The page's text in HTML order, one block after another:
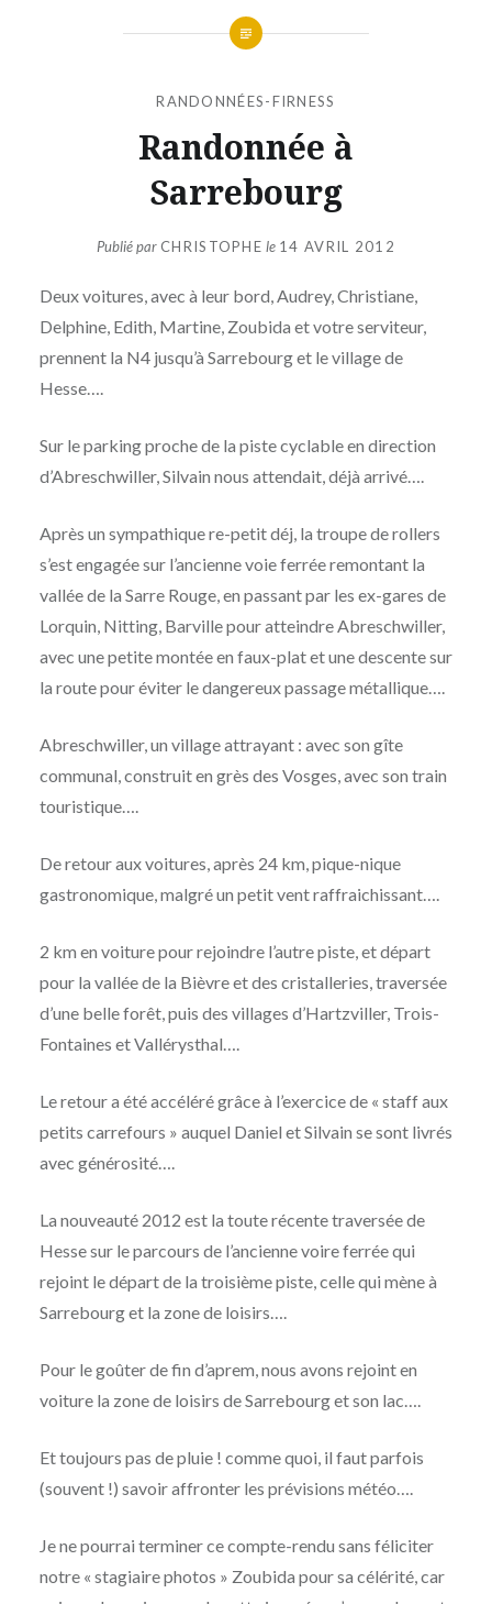
RANDONNÉES-FIRNESS
Randonnée à
Sarrebourg
Publié par CHRISTOPHE le 14 AVRIL 2012
Deux voitures, avec à leur bord, Audrey, Christiane,
Delphine, Edith, Martine, Zoubida et votre serviteur,
prennent la N4 jusqu’à Sarrebourg et le village de
Hesse….
Sur le parking proche de la piste cyclable en direction
d’Abreschwiller, Silvain nous attendait, déjà arrivé….
Après un sympathique re-petit déj, la troupe de rollers
s’est engagée sur l’ancienne voie ferrée remontant la
vallée de la Sarre Rouge, en passant par les ex-gares de
Lorquin, Nitting, Barville pour atteindre Abreschwiller,
avec une petite montée en faux-plat et une descente sur
la route pour éviter le dangereux passage métallique….
Abreschwiller, un village attrayant : avec son gîte
communal, construit en grès des Vosges, avec son train
touristique….
De retour aux voitures, après 24 km, pique-nique
gastronomique, malgré un petit vent raffraichissant….
2 km en voiture pour rejoindre l’autre piste, et départ
pour la vallée de la Bièvre et des cristalleries, traversée
d’une belle forêt, puis des villages d’Hartzviller, Trois-
Fontaines et Vallérysthal….
Le retour a été accéléré grâce à l’exercice de « staff aux
petits carrefours » auquel Daniel et Silvain se sont livrés
avec générosité….
La nouveauté 2012 est la toute récente traversée de
Hesse sur le parcours de l’ancienne voire ferrée qui
rejoint le départ de la troisième piste, celle qui mène à
Sarrebourg et la zone de loisirs….
Pour le goûter de fin d’aprem, nous avons rejoint en
voiture la zone de loisirs de Sarrebourg et son lac….
Et toujours pas de pluie ! comme quoi, il faut parfois
(souvent !) savoir affronter les prévisions météo….
Je ne pourrai terminer ce compte-rendu sans féliciter
notre « stagiaire photos » Zoubida pour sa célérité, car